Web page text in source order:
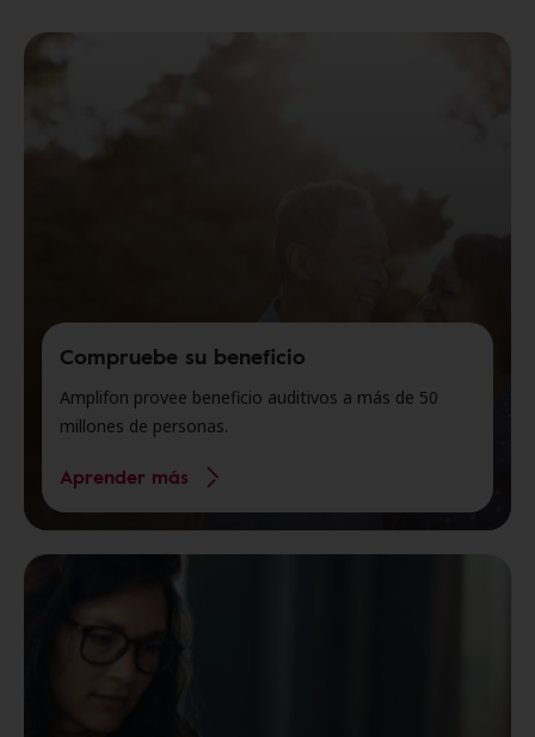
Compruebe su beneficio
Amplifon provee beneficio auditivos a más de 50
millones de personas.
Aprender más